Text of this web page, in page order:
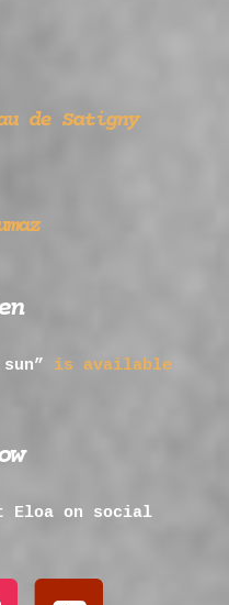
de Satigny
sun” is available
Eloa on social